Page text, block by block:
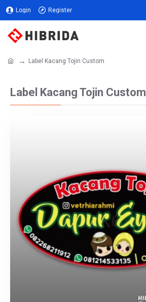
Login Register
Label Kacang Tojin Custom
Label Kacang Tojin Custom